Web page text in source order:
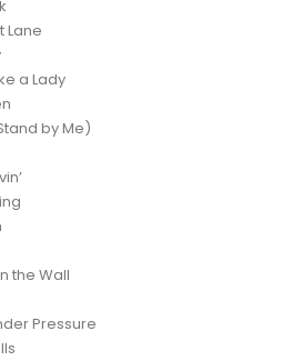
Lane
a Lady
by Me)
the Wall
Pressure